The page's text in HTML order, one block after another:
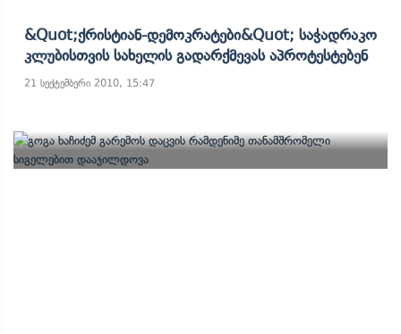
&quot;ქრისტიან-Დემოკრატები&quot; Საჭადრაკო
Კლუბისთვის Სახელის Გადარქმევას Აპროტესტებენ
21 სექტემბერი 2010, 15:47